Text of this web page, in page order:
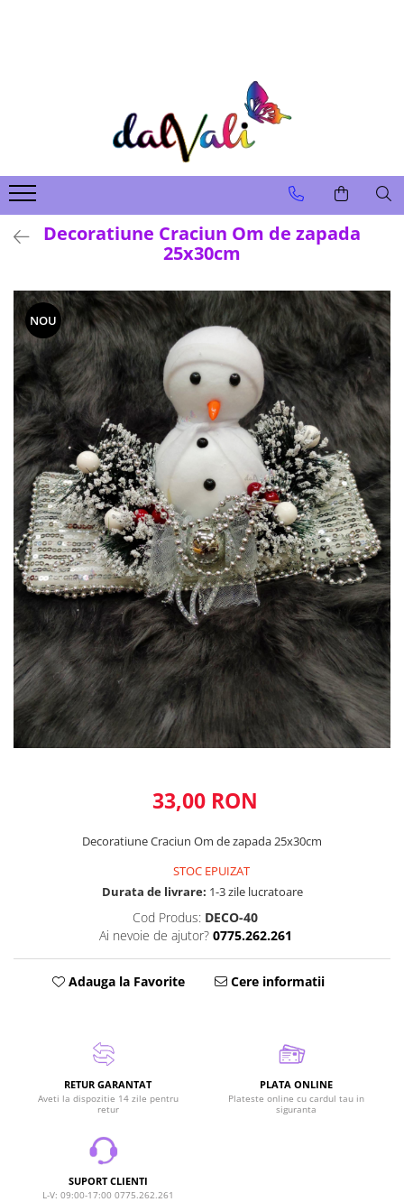
GENTI DE COLORAT
Decoratiune Craciun Om de zapada
25x30cm
NOU
33,00 RON
Decoratiune Craciun Om de zapada 25x30cm
STOC EPUIZAT
Durata de livrare: 1-3 zile lucratoare
Cod Produs: DECO-40
Ai nevoie de ajutor? 0775.262.261
Adauga la Favorite Cere informatii
RETUR GARANTAT
Aveti la dispozitie 14 zile pentru
retur
PLATA ONLINE
Plateste online cu cardul tau in
siguranta
SUPORT CLIENTI
L-V: 09:00-17:00 0775.262.261